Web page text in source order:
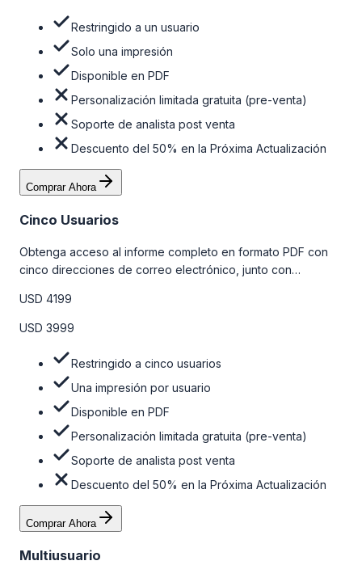
Restringido a un usuario
Solo una impresión
Disponible en PDF
Personalización limitada gratuita (pre-venta)
Soporte de analista post venta
Descuento del 50% en la Próxima Actualización
Comprar Ahora
Cinco Usuarios
Obtenga acceso al informe completo en formato PDF con
cinco direcciones de correo electrónico, junto con
venta y el soporte post-venta de nuestros analistas. Para
obtener más información, consulte la tabla de precios a
USD 4199
USD 3999
Restringido a cinco usuarios
Una impresión por usuario
Disponible en PDF
Personalización limitada gratuita (pre-venta)
Soporte de analista post venta
Descuento del 50% en la Próxima Actualización
Comprar Ahora
Multiusuario